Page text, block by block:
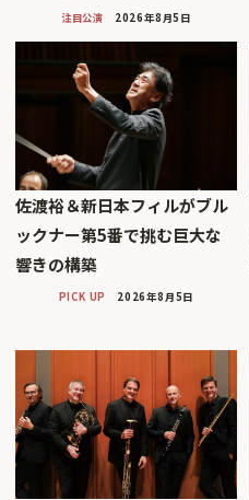
注目公演 2026年8月5日
佐渡裕＆新日本フィルがブル
ックナー第5番で挑む巨大な
響きの構築
PICK UP 2026年8月5日